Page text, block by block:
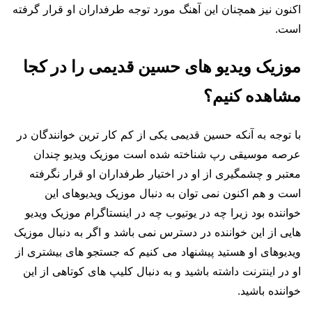
اکنون نیز همچنان این آهنگ مورد توجه طرفداران او قرار گرفته
است.
موزیک ویدیو های حسین قدیمی را در کجا
مشاهده کنیم؟
با توجه به آنکه حسین قدیمی یکی از کم کار ترین خوانندگان در
عرصه موسیقی رپ شناخته شده است موزیک ویدیو چندان
معتبر و چشمگیری از او در اختیار طرفداران او قرار نگرفته
است و هم اکنون نمی توان به دنبال موزیک ویدیوهای این
خواننده بود زیرا چه در یوتیوب چه در اینستاگرام موزیک ویدیو
هایی از این خواننده در دسترس نمی باشد و اگر به دنبال موزیک
ویدیوهای او هستید پیشنهاد می کنیم که جستجو های بیشتری از
او در اینترنت داشته باشید و به دنبال کلیپ های کوتاهی از این
خواننده باشید.